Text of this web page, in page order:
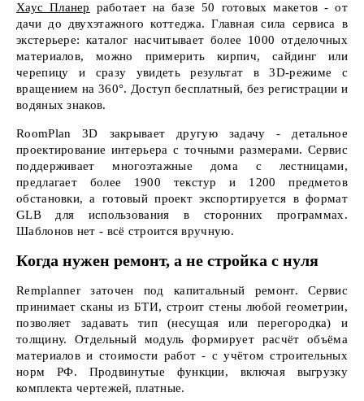
Хаус Планер
работает на базе 50 готовых макетов - от
дачи до двухэтажного коттеджа. Главная сила сервиса в
экстерьере: каталог насчитывает более 1000 отделочных
материалов, можно примерить кирпич, сайдинг или
черепицу и сразу увидеть результат в 3D-режиме с
вращением на 360°. Доступ бесплатный, без регистрации и
водяных знаков.
RoomPlan 3D закрывает другую задачу - детальное
проектирование интерьера с точными размерами. Сервис
поддерживает многоэтажные дома с лестницами,
предлагает более 1900 текстур и 1200 предметов
обстановки, а готовый проект экспортируется в формат
GLB для использования в сторонних программах.
Шаблонов нет - всё строится вручную.
Когда нужен ремонт, а не стройка с нуля
Remplanner заточен под капитальный ремонт. Сервис
принимает сканы из БТИ, строит стены любой геометрии,
позволяет задавать тип (несущая или перегородка) и
толщину. Отдельный модуль формирует расчёт объёма
материалов и стоимости работ - с учётом строительных
норм РФ. Продвинутые функции, включая выгрузку
комплекта чертежей, платные.